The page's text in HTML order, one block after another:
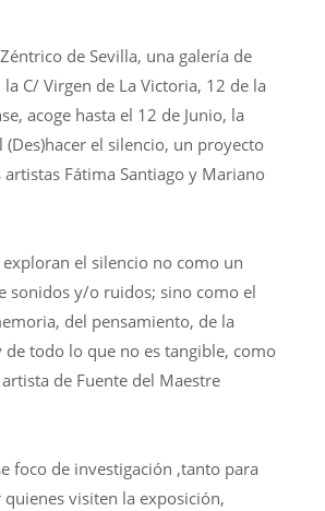
de Sevilla, una galería de
C/ Virgen de La Victoria, 12 de la
acoge hasta el 12 de Junio, la
el silencio, un proyecto
Fátima Santiago y Mariano
el silencio no como un
sonidos y/o ruidos; sino como el
del pensamiento, de la
de todo lo que no es tangible, como
de Fuente del Maestre
foco de investigación ,tanto para
visiten la exposición,